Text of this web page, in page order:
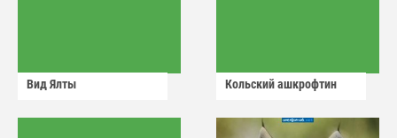
Вид Ялты Кольский ашкрофтин